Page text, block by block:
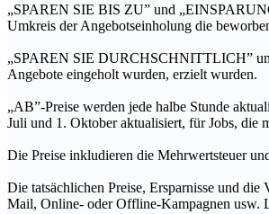
„SPAREN SIE BIS ZU” und
Umkreis der Angebotseinholung die
„SPAREN SIE DURCHSCHNITTLICH”
Angebote eingeholt wurden, erzielt wurden.
„AB”-Preise werden jede halbe Stunde
Juli und 1. Oktober aktualisiert, für Jobs, die
Die Preise inkludieren die Mehrwertsteuer
Die tatsächlichen Preise, Ersparnisse und
Mail, Online- oder Offline-Kampagnen usw.